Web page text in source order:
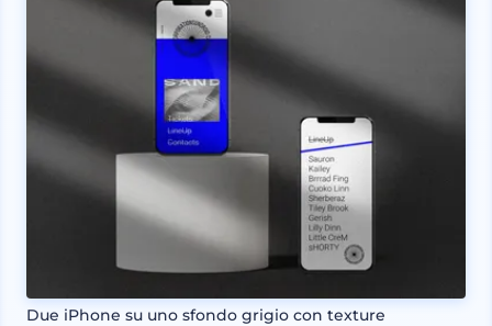
Due iPhone su uno sfondo grigio con texture